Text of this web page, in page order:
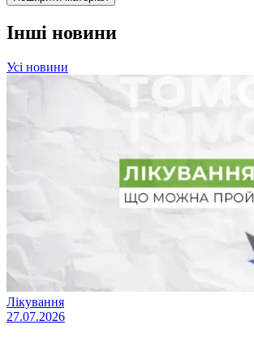
Інші новини
Усі новини
Лікування
27.07.2026